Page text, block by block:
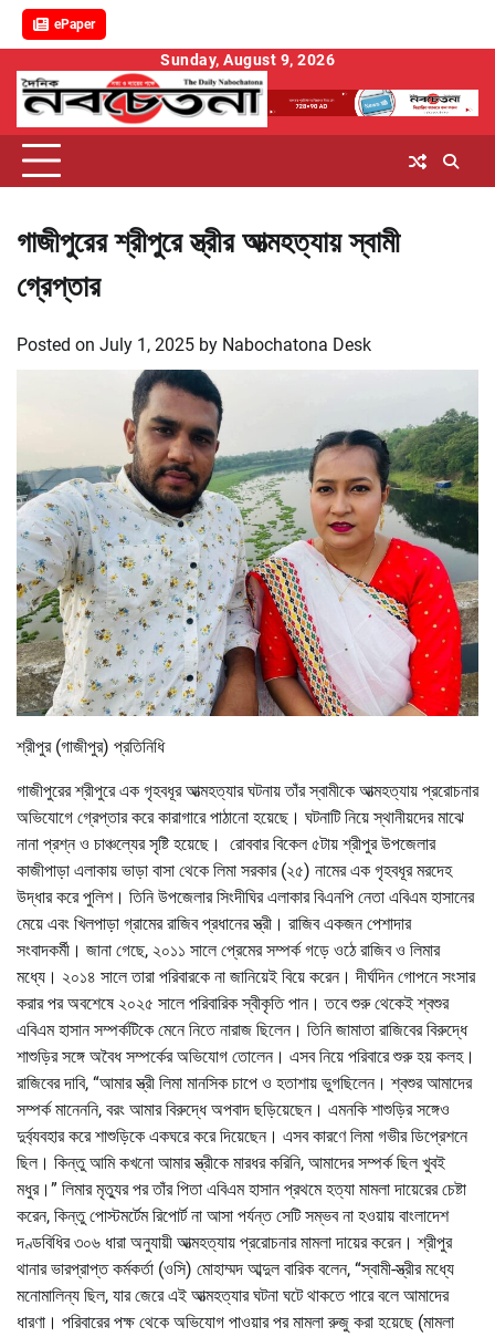
ePaper
content
Sunday, August 9, 2026
গাজীপুরের শ্রীপুরে স্ত্রীর আত্মহত্যায় স্বামী
গ্রেপ্তার
Posted on July 1, 2025 by Nabochatona Desk
শ্রীপুর (গাজীপুর) প্রতিনিধি
গাজীপুরের শ্রীপুরে এক গৃহবধূর আত্মহত্যার ঘটনায় তাঁর স্বামীকে আত্মহত্যায় প্ররোচনার
অভিযোগে গ্রেপ্তার করে কারাগারে পাঠানো হয়েছে। ঘটনাটি নিয়ে স্থানীয়দের মাঝে
নানা প্রশ্ন ও চাঞ্চল্যের সৃষ্টি হয়েছে। রোববার বিকেল ৫টায় শ্রীপুর উপজেলার
কাজীপাড়া এলাকায় ভাড়া বাসা থেকে লিমা সরকার (২৫) নামের এক গৃহবধূর মরদেহ
উদ্ধার করে পুলিশ। তিনি উপজেলার সিংদীঘির এলাকার বিএনপি নেতা এবিএম হাসানের
মেয়ে এবং খিলপাড়া গ্রামের রাজিব প্রধানের স্ত্রী। রাজিব একজন পেশাদার
সংবাদকর্মী। জানা গেছে, ২০১১ সালে প্রেমের সম্পর্ক গড়ে ওঠে রাজিব ও লিমার
মধ্যে। ২০১৪ সালে তারা পরিবারকে না জানিয়েই বিয়ে করেন। দীর্ঘদিন গোপনে সংসার
করার পর অবশেষে ২০২৫ সালে পরিবারিক স্বীকৃতি পান। তবে শুরু থেকেই শ্বশুর
এবিএম হাসান সম্পর্কটিকে মেনে নিতে নারাজ ছিলেন। তিনি জামাতা রাজিবের বিরুদ্ধে
শাশুড়ির সঙ্গে অবৈধ সম্পর্কের অভিযোগ তোলেন। এসব নিয়ে পরিবারে শুরু হয় কলহ।
রাজিবের দাবি, “আমার স্ত্রী লিমা মানসিক চাপে ও হতাশায় ভুগছিলেন। শ্বশুর আমাদের
সম্পর্ক মানেননি, বরং আমার বিরুদ্ধে অপবাদ ছড়িয়েছেন। এমনকি শাশুড়ির সঙ্গেও
দুর্ব্যবহার করে শাশুড়িকে একঘরে করে দিয়েছেন। এসব কারণে লিমা গভীর ডিপ্রেশনে
ছিল। কিন্তু আমি কখনো আমার স্ত্রীকে মারধর করিনি, আমাদের সম্পর্ক ছিল খুবই
মধুর।” লিমার মৃত্যুর পর তাঁর পিতা এবিএম হাসান প্রথমে হত্যা মামলা দায়েরের চেষ্টা
করেন, কিন্তু পোস্টমর্টেম রিপোর্ট না আসা পর্যন্ত সেটি সম্ভব না হওয়ায় বাংলাদেশ
দণ্ডবিধির ৩০৬ ধারা অনুযায়ী আত্মহত্যায় প্ররোচনার মামলা দায়ের করেন। শ্রীপুর
থানার ভারপ্রাপ্ত কর্মকর্তা (ওসি) মোহাম্মদ আব্দুল বারিক বলেন, “স্বামী-স্ত্রীর মধ্যে
মনোমালিন্য ছিল, যার জেরে এই আত্মহত্যার ঘটনা ঘটে থাকতে পারে বলে আমাদের
ধারণা। পরিবারের পক্ষ থেকে অভিযোগ পাওয়ার পর মামলা রুজু করা হয়েছে (মামলা